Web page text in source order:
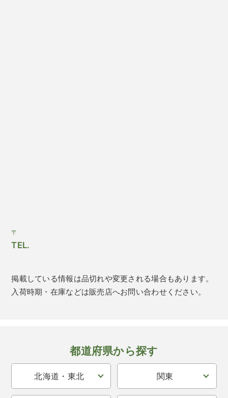
〒
TEL.
掲載している情報は品切れや変更される場合もあります。
入荷時期・在庫などは販売店へお問い合わせください。
都道府県から探す
北海道・東北 関東